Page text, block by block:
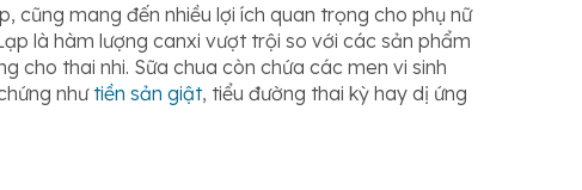
cũng mang đến nhiều lợi ích quan trọng cho phụ nữ
là hàm lượng canxi vượt trội so với các sản phẩm
cho thai nhi. Sữa chua còn chứa các men vi sinh
như tiền sản giật, tiểu đường thai kỳ hay dị ứng